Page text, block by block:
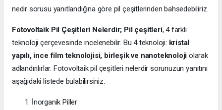
nedir sorusu yanıtlandığına göre pil çeşitlerinden bahsedebiliriz.
Fotovoltaik Pil Çeşitleri Nelerdir; Pil çeşitleri, 4 farklı
teknoloji çerçevesinde incelenebilir. Bu 4 teknoloji: kristal
yapılı, ince film teknolojisi, birleşik ve nanoteknoloji olarak
adlandırılırlar. Fotovoltaik pil çeşitleri nelerdir sorunuzun yanıtını
aşağıdaki listede bulabilirsiniz.
İnorganik Piller